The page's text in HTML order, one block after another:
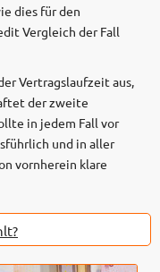
dies für den
Vergleich der Fall
Vertragslaufzeit aus,
der zweite
in jedem Fall vor
und in aller
vornherein klare